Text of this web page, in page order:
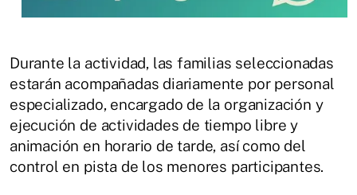
Durante la actividad, las familias seleccionadas
estarán acompañadas diariamente por personal
especializado, encargado de la organización y
ejecución de actividades de tiempo libre y
animación en horario de tarde, así como del
control en pista de los menores participantes.